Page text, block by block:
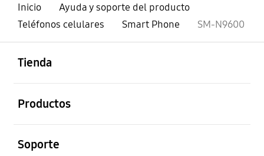
Inicio
Ayuda y soporte del producto
Teléfonos celulares
Smart Phone SM-N9600
Tienda
Productos
Soporte